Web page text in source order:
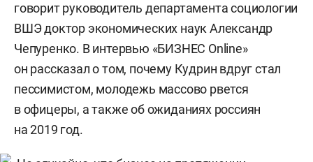
говорит руководитель департамента социологии
ВШЭ доктор экономических наук Александр
Чепуренко. В интервью «БИЗНЕС Online»
он рассказал о том, почему Кудрин вдруг стал
пессимистом, молодежь массово рвется
в офицеры, а также об ожиданиях россиян
на 2019 год.